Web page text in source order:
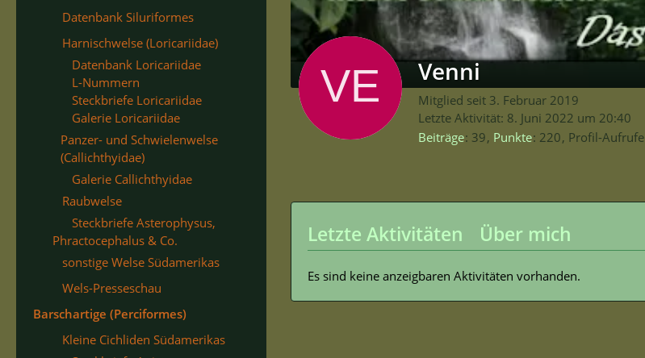
Datenbank Siluriformes
Harnischwelse (Loricariidae)
Datenbank Loricariidae
L-Nummern
Steckbriefe Loricariidae
Galerie Loricariidae
Panzer- und Schwielenwelse
(Callichthyidae)
Galerie Callichthyidae
Raubwelse
Steckbriefe Asterophysus,
Phractocephalus & Co.
sonstige Welse Südamerikas
Wels-Presseschau
Barschartige (Perciformes)
Kleine Cichliden Südamerikas
Venni
Mitglied seit 3. Februar 2019
Letzte Aktivität: 8. Juni 2022 um 20:40
Beiträge 39 Punkte 220 Profil-Aufrufe
Letzte Aktivitäten Über mich
Es sind keine anzeigbaren Aktivitäten vorhanden.